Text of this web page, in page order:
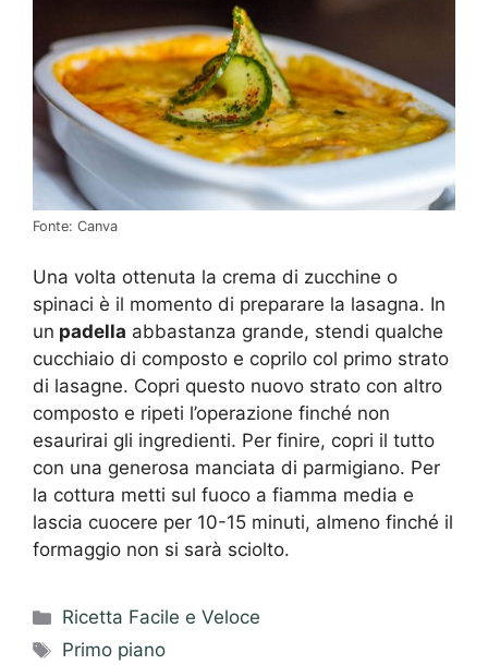
Fonte: Canva
Una volta ottenuta la crema di zucchine o
spinaci è il momento di preparare la lasagna. In
un padella abbastanza grande, stendi qualche
cucchiaio di composto e coprilo col primo strato
di lasagne. Copri questo nuovo strato con altro
composto e ripeti l’operazione finché non
esaurirai gli ingredienti. Per finire, copri il tutto
con una generosa manciata di parmigiano. Per
la cottura metti sul fuoco a fiamma media e
lascia cuocere per 10-15 minuti, almeno finché il
formaggio non si sarà sciolto.
Categorie
Ricetta Facile e Veloce
Tag
Primo piano